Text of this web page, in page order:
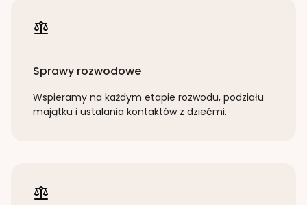
Sprawy rozwodowe
Wspieramy na każdym etapie rozwodu, podziału
majątku i ustalania kontaktów z dziećmi.